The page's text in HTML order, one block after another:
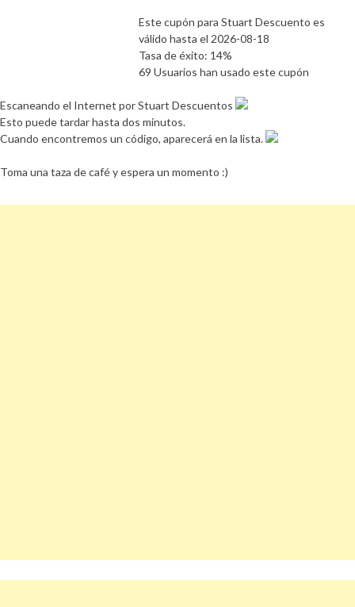
Este cupón para Stuart Descuento es
válido hasta el 2026-08-18
Tasa de éxito: 14%
69 Usuarios han usado este cupón
Escaneando el Internet por Stuart Descuentos
Esto puede tardar hasta dos minutos.
Cuando encontremos un código, aparecerá en la lista.
Toma una taza de café y espera un momento :)